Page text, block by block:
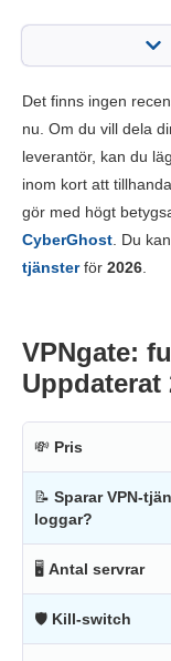
Viktiga funktioner
Installation och
Pålitlighet &
Det finns ingen
nu. Om du vill dela
leverantör, kan du
inom kort att
gör med högt
CyberGhost. Du
tjänsterför 2026.
VPNgate:
Uppdaterat
💸 Pris
📝 Sparar VPN-
loggar?
🖥 Antal servrar
🛡 Kill-switch